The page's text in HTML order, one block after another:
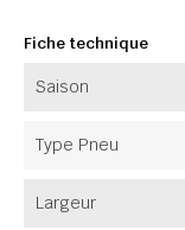
Fiche technique
Saison
Type Pneu
Largeur